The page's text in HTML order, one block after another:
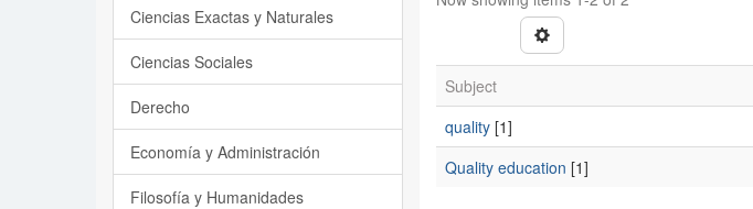
Subject
quality[1]
Quality education [1]
Ciencias Exactas y Naturales
Ciencias Sociales
Derecho
Economía y Administración
Filosofía y Humanidades